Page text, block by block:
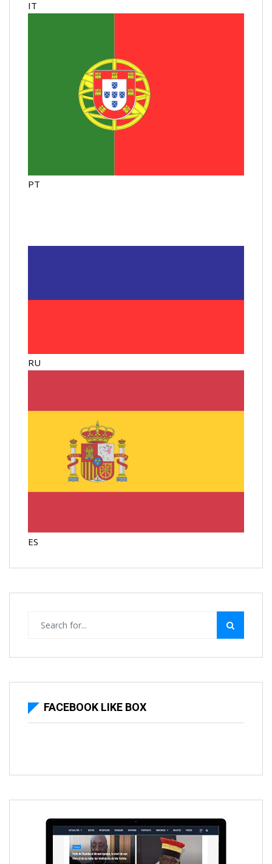
IT
PT
RU
ES
FACEBOOK LIKE BOX